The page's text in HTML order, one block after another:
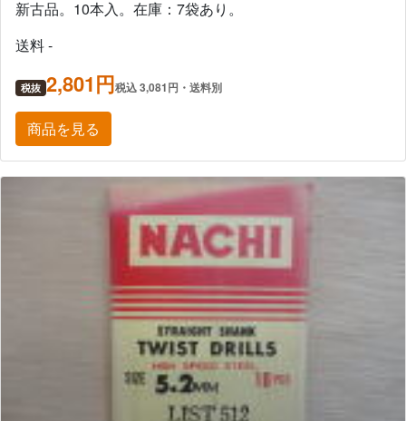
新古品。10本入。在庫：7袋あり。
送料 -
税抜 2,801円税込 3,081円・送料別
商品を見る